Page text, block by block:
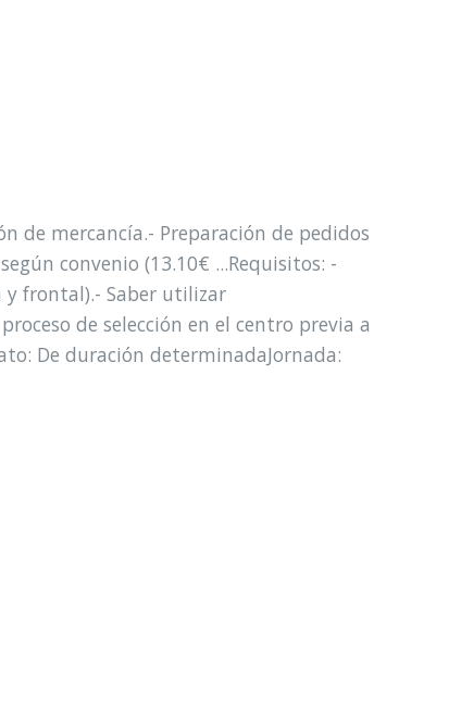
de mercancía.- Preparación de pedidos
convenio (13.10€ ...Requisitos: -
frontal).- Saber utilizar
de selección en el centro previa a
De duración determinadaJornada: